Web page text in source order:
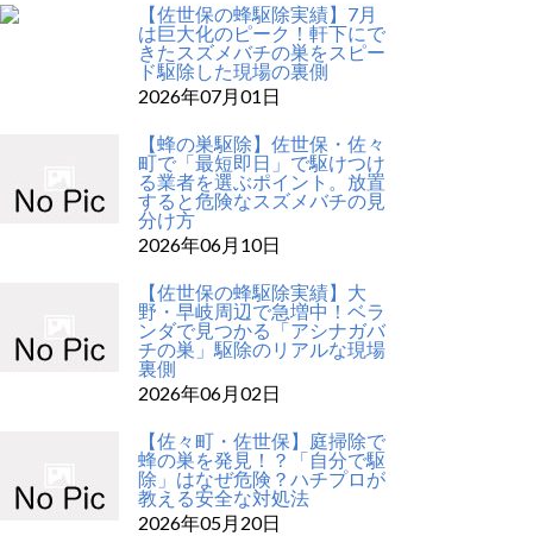
【佐世保の蜂駆除実績】7月
は巨大化のピーク！軒下にで
きたスズメバチの巣をスピー
ド駆除した現場の裏側
2026年07月01日
【蜂の巣駆除】佐世保・佐々
町で「最短即日」で駆けつけ
る業者を選ぶポイント。放置
すると危険なスズメバチの見
分け方
2026年06月10日
【佐世保の蜂駆除実績】大
野・早岐周辺で急増中！ベラ
ンダで見つかる「アシナガバ
チの巣」駆除のリアルな現場
裏側
2026年06月02日
【佐々町・佐世保】庭掃除で
蜂の巣を発見！？「自分で駆
除」はなぜ危険？ハチプロが
教える安全な対処法
2026年05月20日